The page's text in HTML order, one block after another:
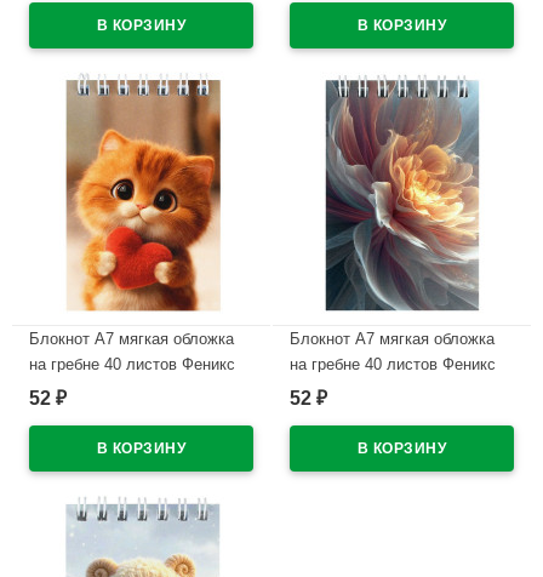
Блокнот А7 мягкая обложка
на гребне 40 листов Феникс
Котик с сердечком УФ-лак
52 ₽
Блокнот А7 мягкая обложка
на гребне 40 листов Феникс
Сияющий цветок УФ-лак
52 ₽